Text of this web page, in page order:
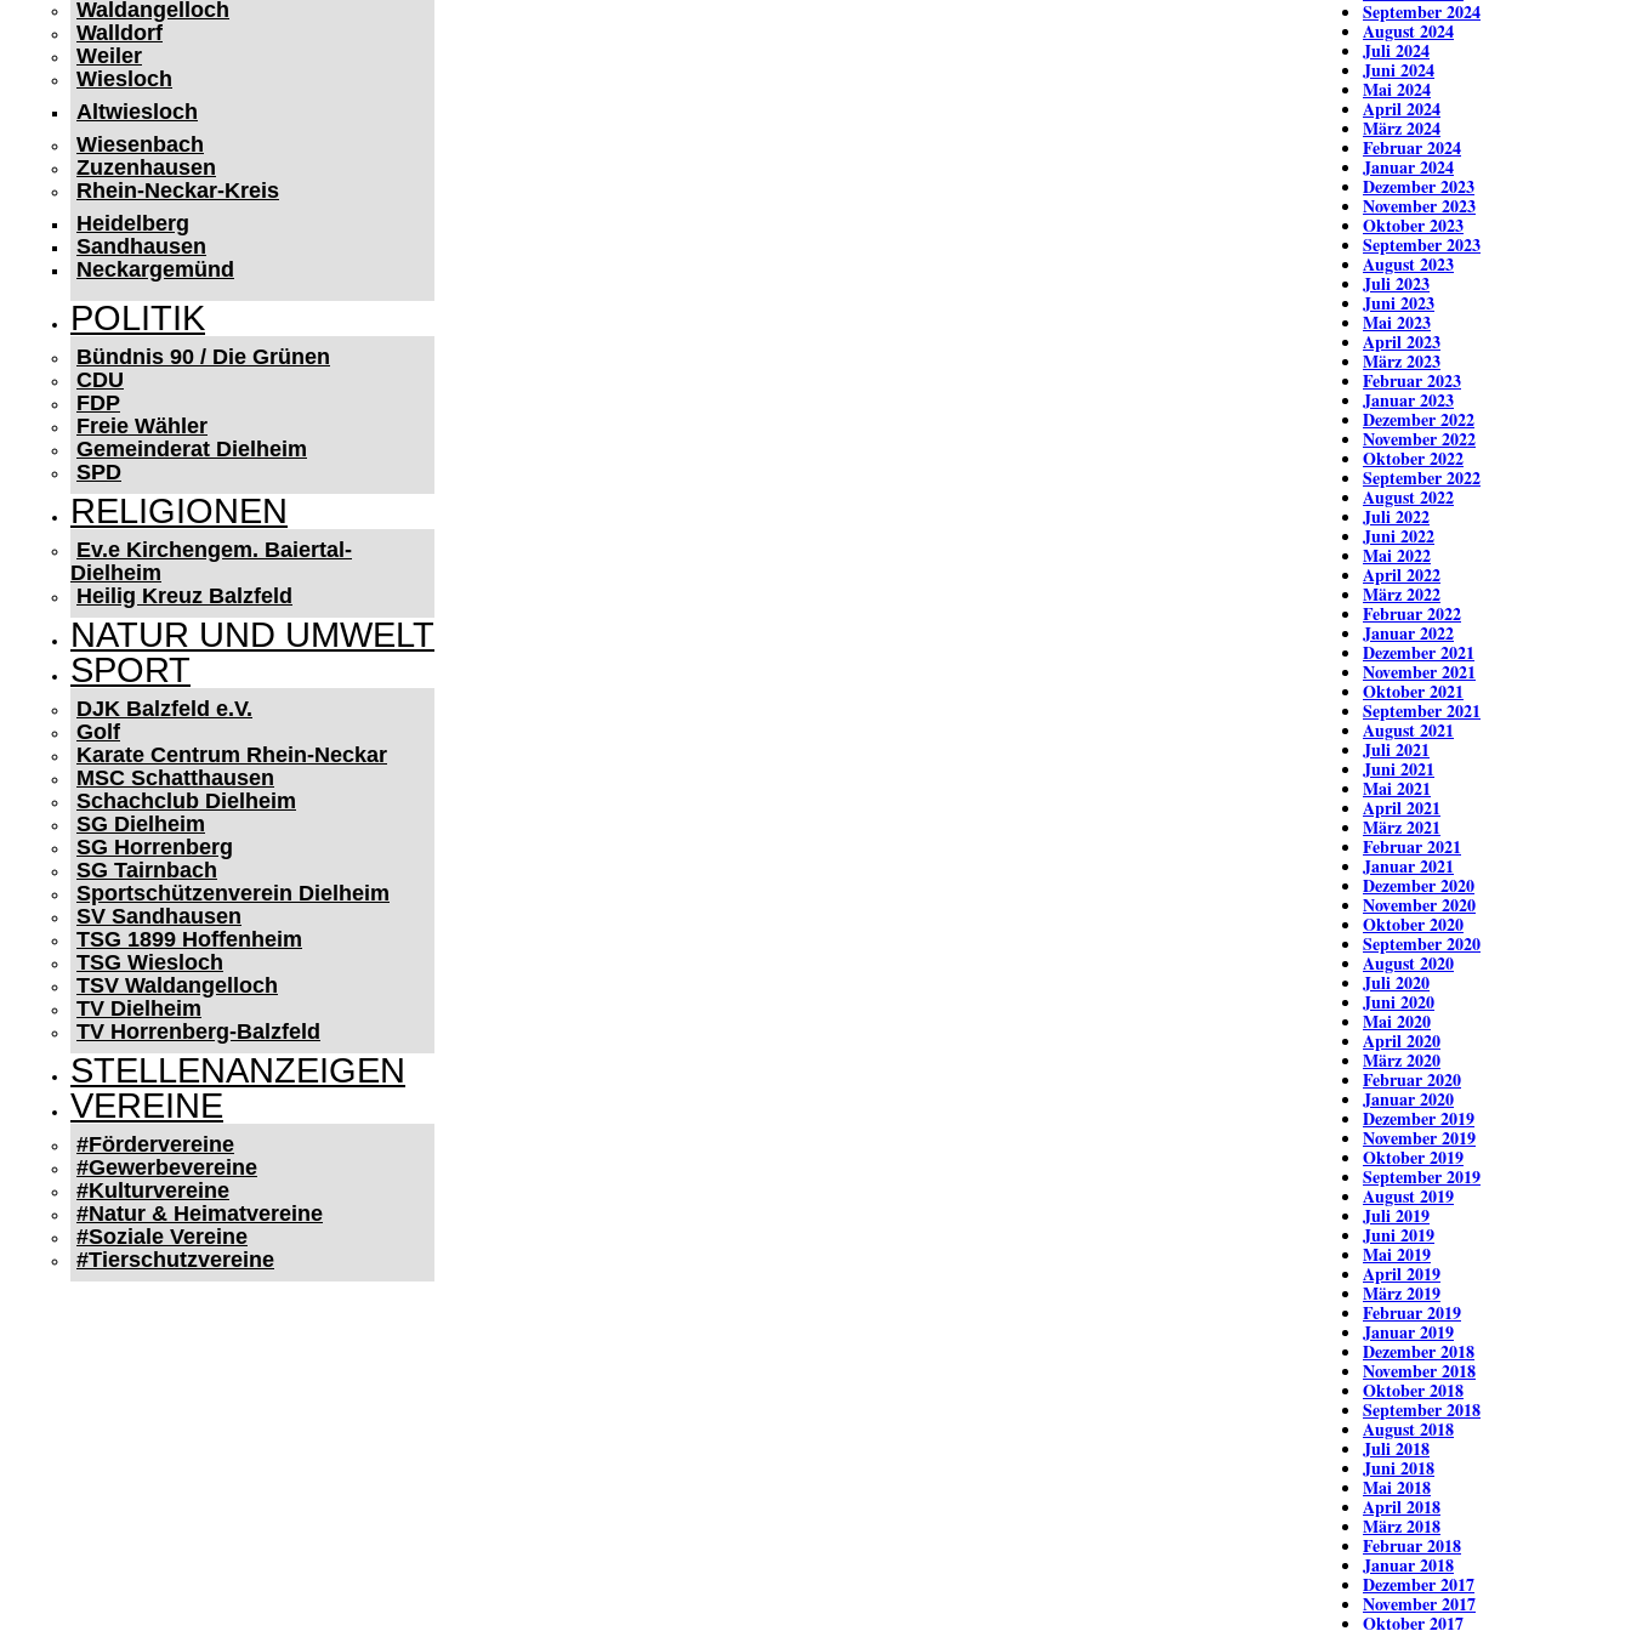
Waldangelloch
Walldorf
Weiler
Wiesloch
Altwiesloch
Wiesenbach
Zuzenhausen
Rhein-Neckar-Kreis
Heidelberg
Sandhausen
Neckargemünd
POLITIK
Bündnis 90 / Die Grünen
CDU
FDP
Freie Wähler
Gemeinderat Dielheim
SPD
RELIGIONEN
Ev.e Kirchengem. Baiertal-
Dielheim
Heilig Kreuz Balzfeld
NATUR UND UMWELT
SPORT
DJK Balzfeld e.V.
Golf
Karate Centrum Rhein-Neckar
MSC Schatthausen
Schachclub Dielheim
SG Dielheim
SG Horrenberg
SG Tairnbach
Sportschützenverein Dielheim
SV Sandhausen
TSG 1899 Hoffenheim
TSG Wiesloch
TSV Waldangelloch
TV Dielheim
TV Horrenberg-Balzfeld
STELLENANZEIGEN
VEREINE
#Fördervereine
#Gewerbevereine
#Kulturvereine
#Natur & Heimatvereine
#Soziale Vereine
#Tierschutzvereine
September 2024
August 2024
Juli 2024
Juni 2024
Mai 2024
April 2024
März 2024
Februar 2024
Januar 2024
Dezember 2023
November 2023
Oktober 2023
September 2023
August 2023
Juli 2023
Juni 2023
Mai 2023
April 2023
März 2023
Februar 2023
Januar 2023
Dezember 2022
November 2022
Oktober 2022
September 2022
August 2022
Juli 2022
Juni 2022
Mai 2022
April 2022
März 2022
Februar 2022
Januar 2022
Dezember 2021
November 2021
Oktober 2021
September 2021
August 2021
Juli 2021
Juni 2021
Mai 2021
April 2021
März 2021
Februar 2021
Januar 2021
Dezember 2020
November 2020
Oktober 2020
September 2020
August 2020
Juli 2020
Juni 2020
Mai 2020
April 2020
März 2020
Februar 2020
Januar 2020
Dezember 2019
November 2019
Oktober 2019
September 2019
August 2019
Juli 2019
Juni 2019
Mai 2019
April 2019
März 2019
Februar 2019
Januar 2019
Dezember 2018
November 2018
Oktober 2018
September 2018
August 2018
Juli 2018
Juni 2018
Mai 2018
April 2018
März 2018
Februar 2018
Januar 2018
Dezember 2017
November 2017
Oktober 2017